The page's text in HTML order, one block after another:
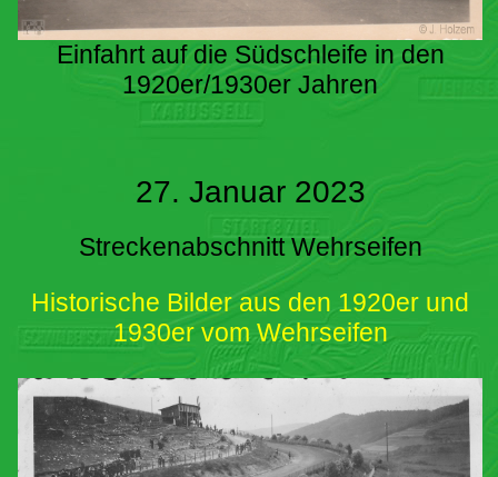
Einfahrt auf die Südschleife in den
1920er/1930er Jahren
27. Januar 2023
Streckenabschnitt Wehrseifen
Historische Bilder aus den 1920er und
1930er vom Wehrseifen